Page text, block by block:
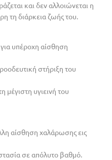
και δεν αλλοιώνεται η
τη διάρκεια ζωής του.
υπέροχη αίσθηση
στήριξη του
μέγιστη υγιεινή του
αίσθηση χαλάρωσης εις
σε απόλυτο βαθμό.